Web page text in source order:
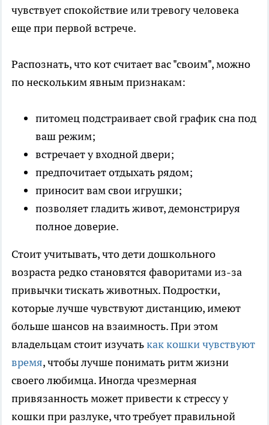
чувствует спокойствие или тревогу человека
еще при первой встрече.
Распознать, что кот считает вас "своим", можно
по нескольким явным признакам:
питомец подстраивает свой график сна под
ваш режим;
встречает у входной двери;
предпочитает отдыхать рядом;
приносит вам свои игрушки;
позволяет гладить живот, демонстрируя
полное доверие.
Стоит учитывать, что дети дошкольного
возраста редко становятся фаворитами из-за
привычки тискать животных. Подростки,
которые лучше чувствуют дистанцию, имеют
больше шансов на взаимность. При этом
владельцам стоит изучатькак кошки чувствуют
время, чтобы лучше понимать ритм жизни
своего любимца. Иногда чрезмерная
привязанность может привести к стрессу у
кошки при разлуке, что требует правильной